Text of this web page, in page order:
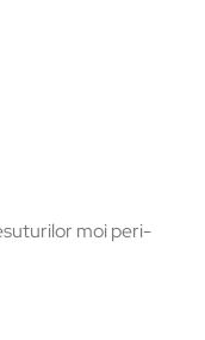
moi peri-